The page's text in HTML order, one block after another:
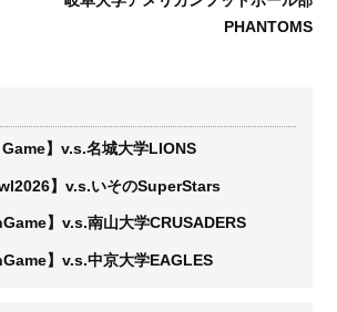
PHANTOMS
Game】v.s.名城大学LIONS
】v.s.いそのSuperStars
】v.s.南山大学CRUSADERS
】v.s.中京大学EAGLES